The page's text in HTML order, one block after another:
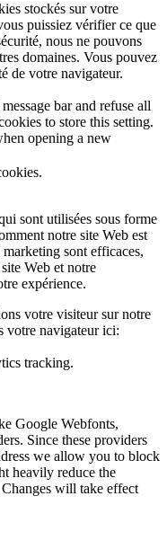
stockés sur votre
puissiez vérifier ce que
nous ne pouvons
domaines. Vous pouvez
de votre navigateur.
bar and refuse all
to store this setting.
opening a new
sont utilisées sous forme
notre site Web est
sont efficaces,
Web et notre
expérience.
votre visiteur sur notre
votre navigateur ici:
tracking.
Google Webfonts,
Since these providers
we allow you to block
heavily reduce the
will take effect